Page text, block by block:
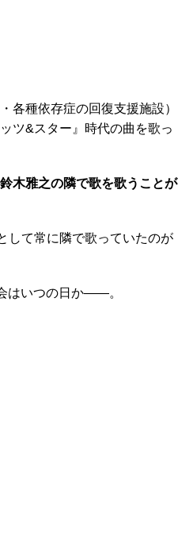
各種依存症の回復支援施設）
ツ&スター』時代の曲を歌っ
木雅之の隣で歌を歌うことが
して常に隣で歌っていたのが
はいつの日か――。